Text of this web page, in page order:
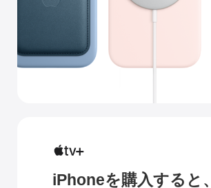
iPhoneを購入すると、